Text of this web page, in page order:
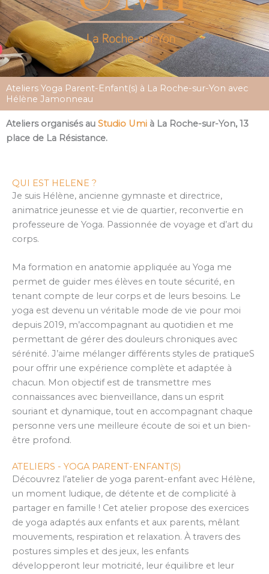
Ateliers Yoga Parent-Enfant(s) à La Roche-sur-Yon avec
Hélène Jamonneau
Ateliers organisés au Studio Umi à La Roche-sur-Yon, 13
place de La Résistance.
QUI EST HELENE ?
Je suis Hélène, ancienne gymnaste et directrice,
animatrice jeunesse et vie de quartier, reconvertie en
professeure de Yoga. Passionnée de voyage et d’art du
corps.
Ma formation en anatomie appliquée au Yoga me
permet de guider mes élèves en toute sécurité, en
tenant compte de leur corps et de leurs besoins. Le
yoga est devenu un véritable mode de vie pour moi
depuis 2019, m’accompagnant au quotidien et me
permettant de gérer des douleurs chroniques avec
sérénité. J’aime mélanger différents styles de pratiqueS
pour offrir une expérience complète et adaptée à
chacun. Mon objectif est de transmettre mes
connaissances avec bienveillance, dans un esprit
souriant et dynamique, tout en accompagnant chaque
personne vers une meilleure écoute de soi et un bien-
être profond.
ATELIERS - YOGA PARENT-ENFANT(S)
Découvrez l’atelier de yoga parent-enfant avec Hélène,
un moment ludique, de détente et de complicité à
partager en famille ! Cet atelier propose des exercices
de yoga adaptés aux enfants et aux parents, mêlant
mouvements, respiration et relaxation. À travers des
postures simples et des jeux, les enfants
développeront leur motricité, leur équilibre et leur